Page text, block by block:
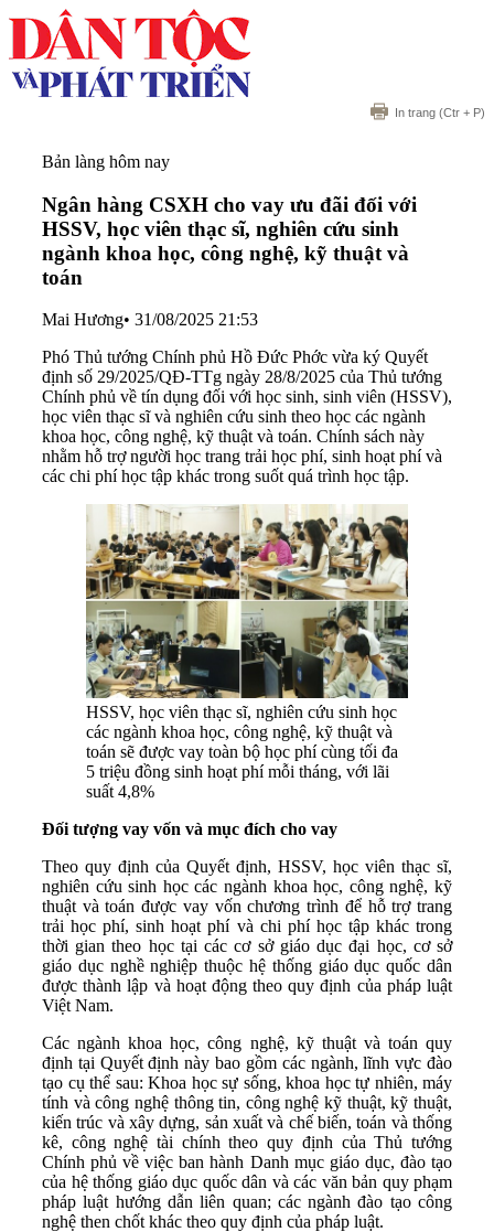
In trang (Ctr + P)
Bản làng hôm nay
Ngân hàng CSXH cho vay ưu đãi đối với
HSSV, học viên thạc sĩ, nghiên cứu sinh
ngành khoa học, công nghệ, kỹ thuật và
toán
Mai Hương• 31/08/2025 21:53
Phó Thủ tướng Chính phủ Hồ Đức Phớc vừa ký Quyết
định số 29/2025/QĐ-TTg ngày 28/8/2025 của Thủ tướng
Chính phủ về tín dụng đối với học sinh, sinh viên (HSSV),
học viên thạc sĩ và nghiên cứu sinh theo học các ngành
khoa học, công nghệ, kỹ thuật và toán. Chính sách này
nhằm hỗ trợ người học trang trải học phí, sinh hoạt phí và
các chi phí học tập khác trong suốt quá trình học tập.
HSSV, học viên thạc sĩ, nghiên cứu sinh học
các ngành khoa học, công nghệ, kỹ thuật và
toán sẽ được vay toàn bộ học phí cùng tối đa
5 triệu đồng sinh hoạt phí mỗi tháng, với lãi
suất 4,8%
Đối tượng vay vốn và mục đích cho vay
Theo quy định của Quyết định, HSSV, học viên thạc sĩ,
nghiên cứu sinh học các ngành khoa học, công nghệ, kỹ
thuật và toán được vay vốn chương trình để hỗ trợ trang
trải học phí, sinh hoạt phí và chi phí học tập khác trong
thời gian theo học tại các cơ sở giáo dục đại học, cơ sở
giáo dục nghề nghiệp thuộc hệ thống giáo dục quốc dân
được thành lập và hoạt động theo quy định của pháp luật
Việt Nam.
Các ngành khoa học, công nghệ, kỹ thuật và toán quy
định tại Quyết định này bao gồm các ngành, lĩnh vực đào
tạo cụ thể sau: Khoa học sự sống, khoa học tự nhiên, máy
tính và công nghệ thông tin, công nghệ kỹ thuật, kỹ thuật,
kiến trúc và xây dựng, sản xuất và chế biến, toán và thống
kê, công nghệ tài chính theo quy định của Thủ tướng
Chính phủ về việc ban hành Danh mục giáo dục, đào tạo
của hệ thống giáo dục quốc dân và các văn bản quy phạm
pháp luật hướng dẫn liên quan; các ngành đào tạo công
nghệ then chốt khác theo quy định của pháp luật.